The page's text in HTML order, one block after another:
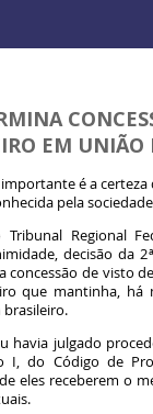
EM
é a
pela
Regional
decisão da
concessão de visto
que mantinha, há
havia julgado
I, do Código de
eles receberem o